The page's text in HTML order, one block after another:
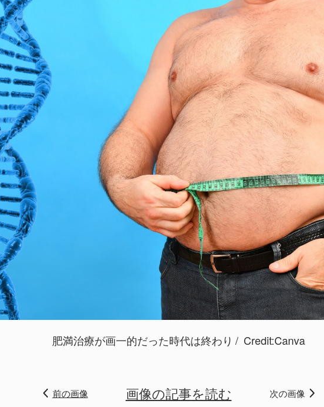
肥満治療が画一的だった時代は終わり Credit:Canva
前の画像 画像の記事を読む 次の画像